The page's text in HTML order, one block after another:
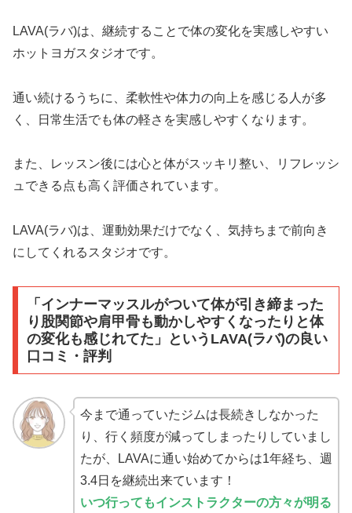
LAVA(ラバ)は、継続することで体の変化を実感しやすい
ホットヨガスタジオです。
通い続けるうちに、柔軟性や体力の向上を感じる人が多
く、日常生活でも体の軽さを実感しやすくなります。
また、レッスン後には心と体がスッキリ整い、リフレッシ
ュできる点も高く評価されています。
LAVA(ラバ)は、運動効果だけでなく、気持ちまで前向き
にしてくれるスタジオです。
「インナーマッスルがついて体が引き締まった
り股関節や肩甲骨も動かしやすくなったりと体
の変化も感じれてた」というLAVA(ラバ)の良い
口コミ・評判
今まで通っていたジムは長続きしなかった
り、行く頻度が減ってしまったりしていまし
たが、LAVAに通い始めてからは1年経ち、週
3.4日を継続出来ています！
いつ行ってもインストラクターの方々が明る